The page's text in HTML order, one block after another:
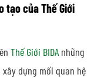
tạo của Thế Giới
Thế Giới BIDAnhững
dựng mối quan hệ